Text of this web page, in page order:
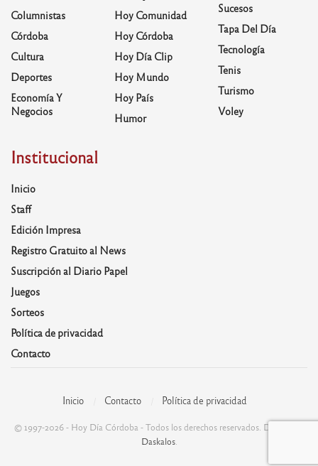
Columnistas
Córdoba
Cultura
Deportes
Economía Y
Negocios
Hoy Comunidad
Hoy Córdoba
Hoy Día Clip
Hoy Mundo
Hoy País
Humor
Sucesos
Tapa Del Día
Tecnología
Tenis
Turismo
Voley
Institucional
Inicio
Staff
Edición Impresa
Registro Gratuito al News
Suscripción al Diario Papel
Juegos
Sorteos
Política de privacidad
Contacto
Inicio Contacto Política de privacidad
© 1997-2026 - Hoy Día Córdoba - Todos los derechos reservados. Desarrolla:
Daskalos.